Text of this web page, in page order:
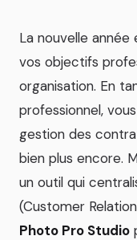
La nouvelle année
vos objectifs
organisation. En
professionnel,
gestion des
bien plus encore.
un outil qui
(Customer
Photo Pro Studio